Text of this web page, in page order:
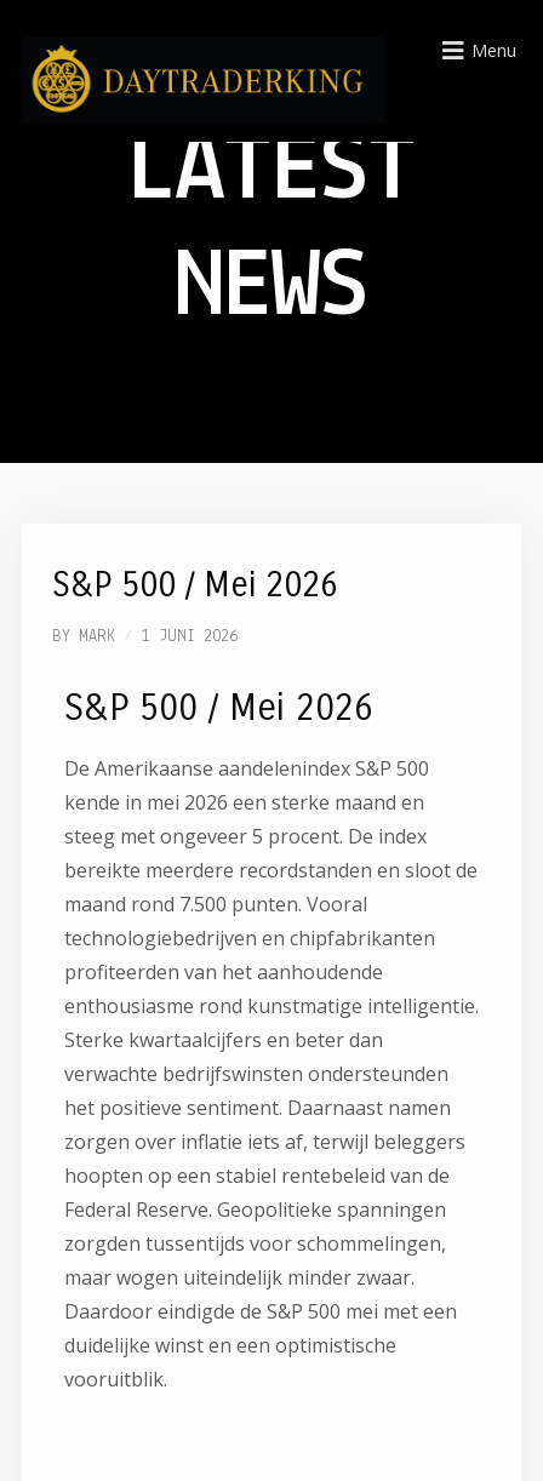
Menu
LATEST
NEWS
S&P 500 / Mei 2026
BY MARK 1 JUNI 2026
S&P 500 / Mei 2026
De Amerikaanse aandelenindexS&P 500
kende in mei 2026 een sterke maand en
steeg met ongeveer 5 procent. De index
bereikte meerdere recordstanden en sloot de
maand rond 7.500 punten. Vooral
technologiebedrijven en chipfabrikanten
profiteerden van het aanhoudende
enthousiasme rond kunstmatige intelligentie.
Sterke kwartaalcijfers en beter dan
verwachte bedrijfswinsten ondersteunden
het positieve sentiment. Daarnaast namen
zorgen over inflatie iets af, terwijl beleggers
hoopten op een stabiel rentebeleid van de
Federal Reserve. Geopolitieke spanningen
zorgden tussentijds voor schommelingen,
maar wogen uiteindelijk minder zwaar.
Daardoor eindigde de S&P 500 mei met een
duidelijke winst en een optimistische
vooruitblik.